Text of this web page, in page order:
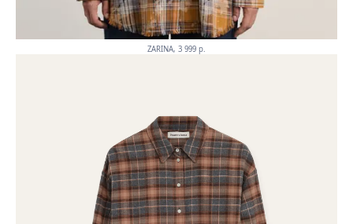
ZARINA, 3 999 p.